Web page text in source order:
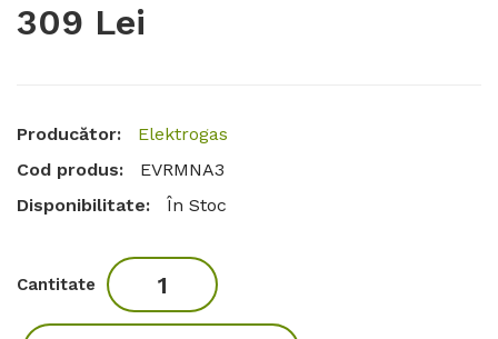
309 Lei
Producător:
Elektrogas
Cod produs:
EVRMNA3
Disponibilitate:
În Stoc
Cantitate